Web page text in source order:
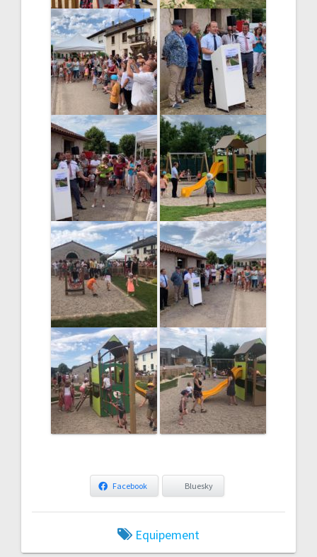
Facebook Bluesky
Equipement